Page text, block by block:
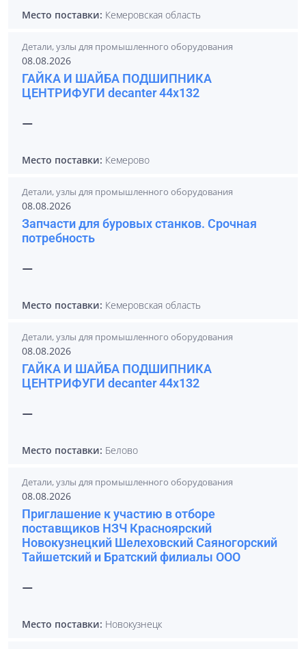
Место поставки: Кемеровская область
Детали, узлы для промышленного оборудования
08.08.2026
ГАЙКА И ШАЙБА ПОДШИПНИКА
ЦЕНТРИФУГИ decanter 44x132
—
Место поставки: Кемерово
Детали, узлы для промышленного оборудования
08.08.2026
Запчасти для буровых станков. Срочная
потребность
—
Место поставки: Кемеровская область
Детали, узлы для промышленного оборудования
08.08.2026
ГАЙКА И ШАЙБА ПОДШИПНИКА
ЦЕНТРИФУГИ decanter 44x132
—
Место поставки: Белово
Детали, узлы для промышленного оборудования
08.08.2026
Приглашение к участию в отборе
поставщиков НЗЧ Красноярский
Новокузнецкий Шелеховский Саяногорский
Тайшетский и Братский филиалы ООО
—
Место поставки: Новокузнецк